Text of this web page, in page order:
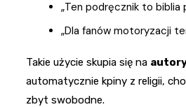
„Ten podręcznik to biblia
„Dla fanów motoryzacji
Takie użycie skupia się na
automatycznie kpiny z religii,
zbyt swobodne.